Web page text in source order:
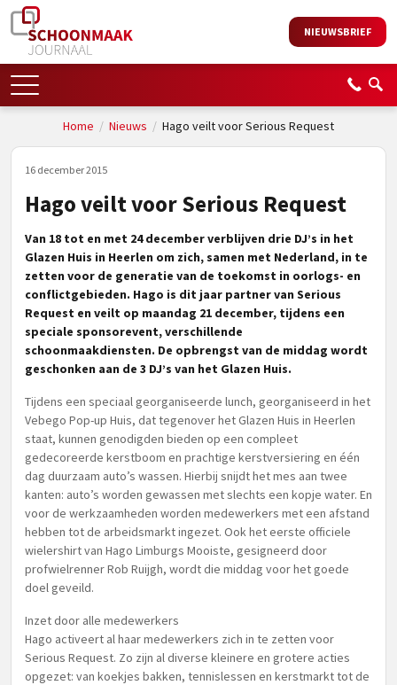
NIEUWSBRIEF
Home / Nieuws / Hago veilt voor Serious Request
16 december 2015
Hago veilt voor Serious Request
Van 18 tot en met 24 december verblijven drie DJ’s in het
Glazen Huis in Heerlen om zich, samen met Nederland, in te
zetten voor de generatie van de toekomst in oorlogs- en
conflictgebieden. Hago is dit jaar partner van Serious
Request en veilt op maandag 21 december, tijdens een
speciale sponsorevent, verschillende
schoonmaakdiensten. De opbrengst van de middag wordt
geschonken aan de 3 DJ’s van het Glazen Huis.
Tijdens een speciaal georganiseerde lunch, georganiseerd in het
Vebego Pop-up Huis, dat tegenover het Glazen Huis in Heerlen
staat, kunnen genodigden bieden op een compleet
gedecoreerde kerstboom en prachtige kerstversiering en één
dag duurzaam auto’s wassen. Hierbij snijdt het mes aan twee
kanten: auto’s worden gewassen met slechts een kopje water. En
voor de werkzaamheden worden medewerkers met een afstand
hebben tot de arbeidsmarkt ingezet. Ook het eerste officiele
wielershirt van Hago Limburgs Mooiste, gesigneerd door
profwielrenner Rob Ruijgh, wordt die middag voor het goede
doel geveild.
Inzet door alle medewerkers
Hago activeert al haar medewerkers zich in te zetten voor
Serious Request. Zo zijn al diverse kleinere en grotere acties
opgezet: van koekjes bakken, tennislessen en kerstmarkt tot de